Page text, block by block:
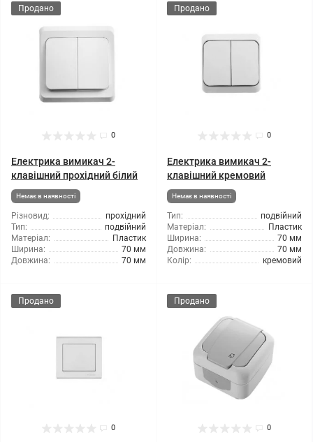
Продано
0
Електрика вимикач 2-
клавішний прохідний білий
Немає в наявності
Різновид:
прохідний
Тип:
подвійний
Матеріал:
Пластик
Ширина:
70 мм
Довжина:
70 мм
Продано
0
Електрика вимикач 2-
клавішний кремовий
Немає в наявності
Тип:
подвійний
Матеріал:
Пластик
Ширина:
70 мм
Довжина:
70 мм
Колір:
кремовий
Продано
0
Продано
0